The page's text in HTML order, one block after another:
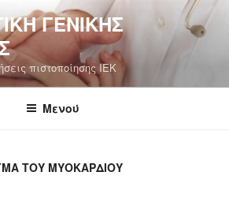
ΓΕΝΙΚΉΣ
πιστοποίησης ΙΕΚ
Μενού
ΤΟΥ ΜΥΟΚΑΡΔΊΟΥ